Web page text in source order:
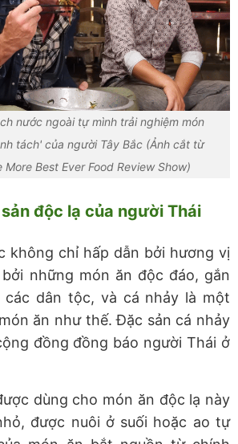
nước ngoài tự mình trải nghiệm món
tách' của người Tây Bắc (Ảnh cắt từ
More Best Ever Food Review Show)
độc lạ của người Thái
không chỉ hấp dẫn bởi hương vị
những món ăn độc đáo, gắn
các dân tộc, và cá nhảy là một
ăn như thế. Đặc sản cá nhảy
đồng đồng báo người Thái ở
dùng cho món ăn độc lạ này
được nuôi ở suối hoặc ao tự